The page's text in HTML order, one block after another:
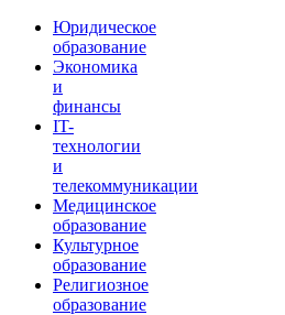
Юридическое
образование
Экономика
и
финансы
IT-
технологии
и
телекоммуникации
Медицинское
образование
Культурное
образование
Религиозное
образование